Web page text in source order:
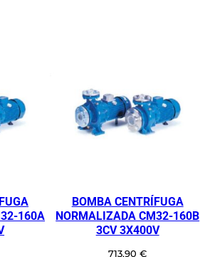
160A
BOMBA CENTRÍFUGA
NORMALIZADA CM32-160B
3CV 3X400V
713,90€